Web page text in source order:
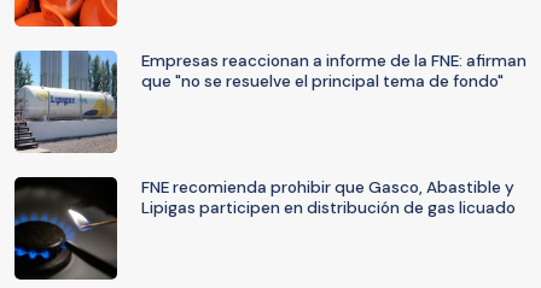
Empresas reaccionan a informe de la FNE: afirman
que "no se resuelve el principal tema de fondo"
FNE recomienda prohibir que Gasco, Abastible y
Lipigas participen en distribución de gas licuado